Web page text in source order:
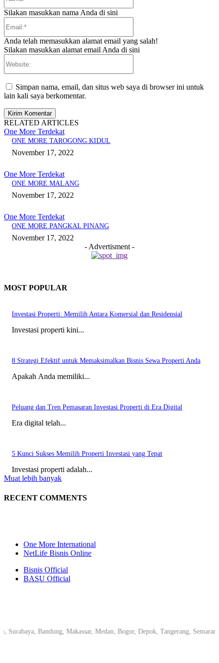
Silakan masukkan nama Anda di sini
Anda telah memasukkan alamat email yang salah!
Silakan masukkan alamat email Anda di sini
Simpan nama, email, dan situs web saya di browser ini untuk
lain kali saya berkomentar.
RELATED ARTICLES
One More Terdekat
ONE MORE TAROGONG KIDUL
November 17, 2022
One More Terdekat
ONE MORE MALANG
November 17, 2022
One More Terdekat
ONE MORE PANGKAL PINANG
November 17, 2022
- Advertisment -
MOST POPULAR
Investasi Properti: Memilih Antara Komersial dan Residensial
Investasi properti kini...
8 Strategi Efektif untuk Memaksimalkan Bisnis Sewa Properti Anda
Apakah Anda memiliki...
Peluang dan Tren Pemasaran Investasi Properti di Era Digital
Era digital telah...
5 Kunci Sukses Memilih Properti Investasi yang Tepat
Investasi properti adalah...
Muat lebih banyak
RECENT COMMENTS
One More International
NetLife Bisnis Online
Bisnis Official
BASU Official
Bandung, Makassar, Medan, Bogor, Depok, Tangerang, Semarang,